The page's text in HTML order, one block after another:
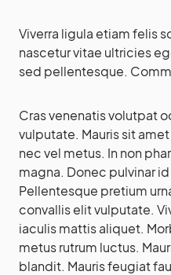
Viverra ligula etiam felis
nascetur vitae ultricies
sed pellentesque.
Cras venenatis volutpat
vulputate. Mauris sit
nec vel metus. In non
magna. Donec pulvinar
Pellentesque pretium
convallis elit vulputate.
iaculis mattis aliquet.
metus rutrum luctus.
blandit. Mauris feugiat